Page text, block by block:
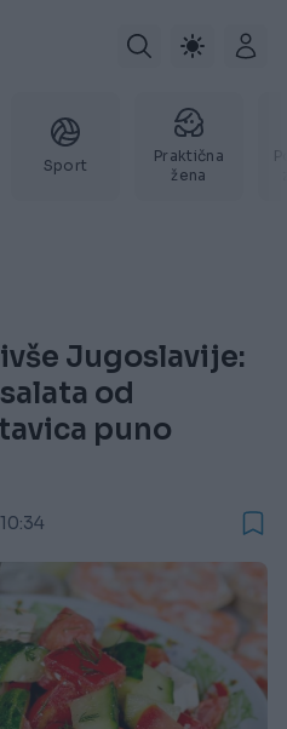
Sport
Praktična
žena
Jugoslavije:
od
puno